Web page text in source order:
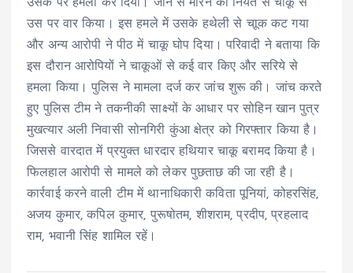
उसके पर हमला कर दिया। जान से मारने की नियत से चाकू से
उस पर वार किया। इस हमले में उसके हथेली से चाूक कट गया
और अन्य आरोपी ने पीठ में चाकू घोप दिया। परिवादी ने बताया कि
इस दौरान आरोपियों ने चाकूओं से कई वार किए और सरिये से
हमला किया। पुलिस ने मामला दर्ज कर जांच शुरू की। जांच करते
हुए पुलिस टीम ने तकनीकी साक्ष्यों के आधार पर सोहिन खान पुत्र
मुखत्यार अली निवासी सोनगिरी कुंआ क्षेत्र को गिरफ्तार किया है।
जिससे वारदात में प्रयुक्त धारदार हथियार चाकू बरामद किया है।
फिलहाल आरोपी से मामले को लेकर पुछताछ की जा रही है।
कार्रवाई करने वाली टीम में थानाधिकारी कविता पूनियां, कोहरसिंह,
अजय कुमार, कपिल कुमार, पुरूषोतम, शीशराम, प्रदीप, प्रहलाद
राम, भवानी सिंह शामिल रहें।